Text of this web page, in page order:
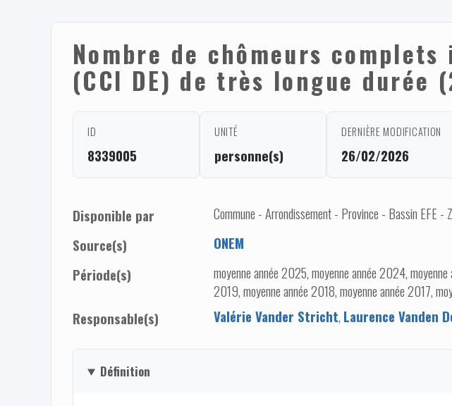
Nombre de chômeurs
(CCI DE) de très longue durée
ID
8339005
UNITÉ
personne(s)
DERNIÈRE MODIFICATION
26/02/2026
Disponible par
Commune - Arrondissement - Province - Bassin EFE -
Source(s)
ONEM
Période(s)
moyenne année 2025, moyenne année 2024,
2019, moyenne année 2018, moyenne année 2017,
Responsable(s)
Valérie Vander Stricht, Laurence Vanden
Définition